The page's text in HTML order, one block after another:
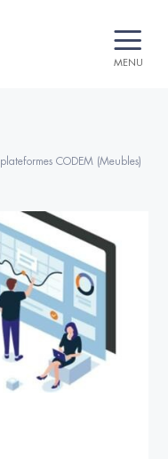
MENU
CODEM (Meubles)